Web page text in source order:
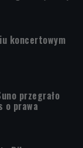
koncertowym
przegrało
o prawa